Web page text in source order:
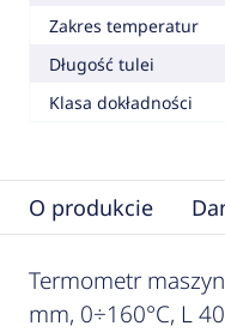
Zakres temperatur
Długość tulei
Klasa dokładności
O produkcie
Termometr
mm, 0÷160°C, L